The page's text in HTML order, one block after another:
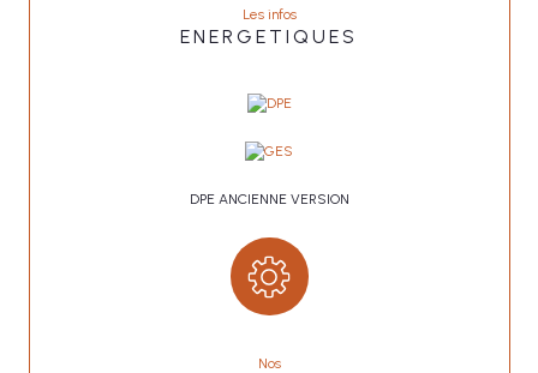
Les infos
ENERGETIQUES
DPE ANCIENNE VERSION
Nos